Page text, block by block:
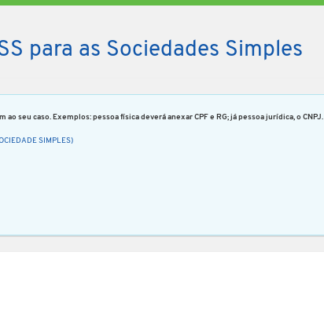
para as Sociedades Simples
seu caso. Exemplos: pessoa física deverá anexar CPF e RG; já pessoa jurídica, o CNPJ.
SIMPLES)